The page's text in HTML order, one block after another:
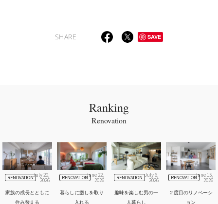
SHARE SAVE
Ranking
Renovation
RENOVATIONJuly 20,
2026
家族の成長とともに
住み替える
RENOVATIONJune 22,
2026
暮らしに癒しを取り
入れる
RENOVATION July 6,
2026
趣味を楽しむ男の一
人暮らし
RENOVATIONJune 15,
2026
２度目のリノベーシ
ョン